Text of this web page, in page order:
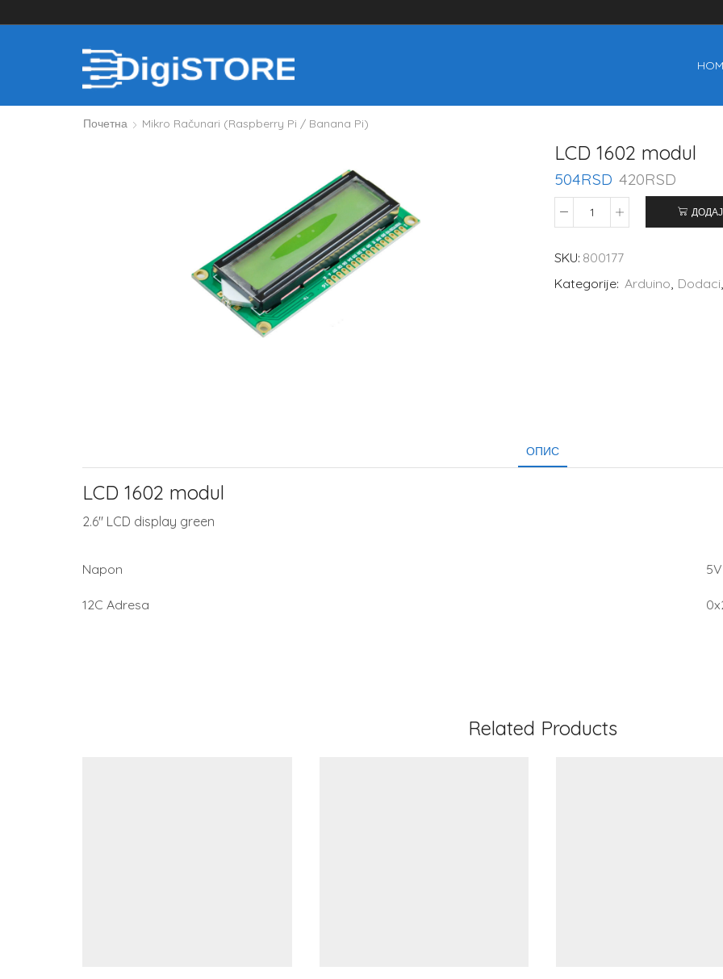
Почетна Mikro Računari (Raspberry Pi / Banana Pi)
LCD 1602 modul
504RSD 420RSD
SKU: 800177
Kategorije: Arduino, Dodaci
ОПИС
LCD 1602 modul
2.6″ LCD display green
Napon 5V
12C Adresa
Related Products